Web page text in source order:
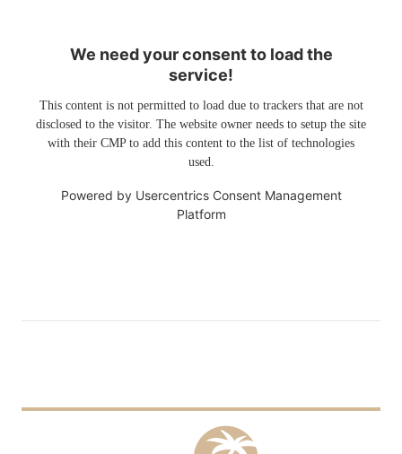
We need your consent to load the
service!
This content is not permitted to load due to trackers that are not
disclosed to the visitor. The website owner needs to setup the site
with their CMP to add this content to the list of technologies
used.
Powered by Usercentrics Consent Management
Platform